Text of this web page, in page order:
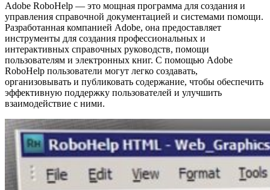
Adobe RoboHelp — это мощная программа для создания и
управления справочной документацией и системами помощи.
Разработанная компанией Adobe, она предоставляет
инструменты для создания профессиональных и
интерактивных справочных руководств, помощи
пользователям и электронных книг. С помощью Adobe
RoboHelp пользователи могут легко создавать,
организовывать и публиковать содержание, чтобы обеспечить
эффективную поддержку пользователей и улучшить
взаимодействие с ними.